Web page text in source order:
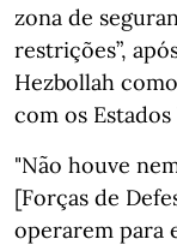
zona de
restrições”,
Hezbollah
com os
"Não houve
[Forças de
operarem para